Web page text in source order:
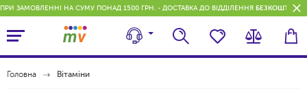
ПРИ ЗАМОВЛЕННІ НА СУМУ ПОНАД 1500 ГРН. - ДОСТАВКА ДО ВІДДІЛЕННЯ
Головна Вітаміни